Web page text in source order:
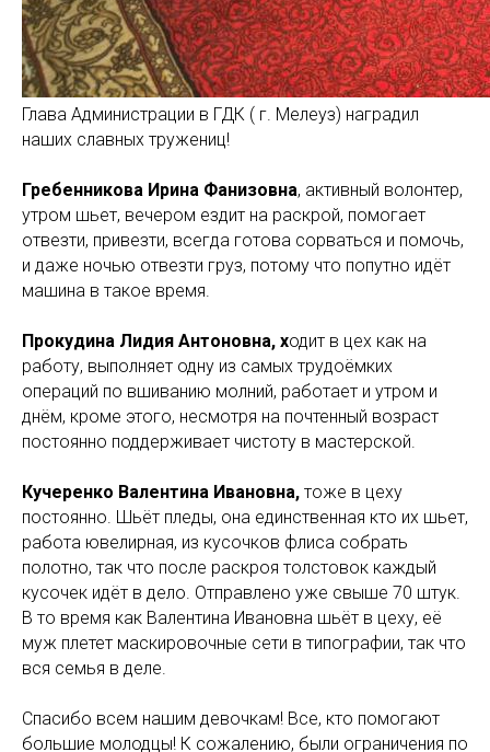
Глава Администрации в ГДК ( г. Мелеуз) наградил
наших славных тружениц!
Гребенникова Ирина Фанизовна, активный волонтер,
утром шьет, вечером ездит на раскрой, помогает
отвезти, привезти, всегда готова сорваться и помочь,
и даже ночью отвезти груз, потому что попутно идёт
машина в такое время.
Прокудина Лидия Антоновна, ходит в цех как на
работу, выполняет одну из самых трудоёмких
операций по вшиванию молний, работает и утром и
днём, кроме этого, несмотря на почтенный возраст
постоянно поддерживает чистоту в мастерской.
Кучеренко Валентина Ивановна, тоже в цеху
постоянно. Шьёт пледы, она единственная кто их шьет,
работа ювелирная, из кусочков флиса собрать
полотно, так что после раскроя толстовок каждый
кусочек идёт в дело. Отправлено уже свыше 70 штук.
В то время как Валентина Ивановна шьёт в цеху, её
муж плетет маскировочные сети в типографии, так что
вся семья в деле.
Спасибо всем нашим девочкам! Все, кто помогают
большие молодцы! К сожалению, были ограничения по